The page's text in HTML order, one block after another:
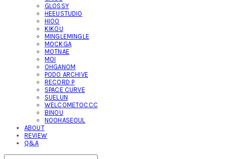
GLOSSY
HEEUSTUDIO
HIOO
KIKOU
MINGLEMINGLE
MOCKGA
MOTNAE
MOI
OHGANOM
PODO ARCHIVE
RECORD P
SPACE CURVE
SUELUN
WELCOMETOCCC
BINOU
NOOHASEOUL
ABOUT
REVIEW
Q&A